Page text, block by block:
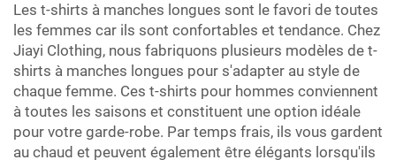
Les t-shirts à manches longues sont le favori de toutes
les femmes car ils sont confortables et tendance. Chez
Jiayi Clothing, nous fabriquons plusieurs modèles de t-
shirts à manches longues pour s'adapter au style de
chaque femme. Ces t-shirts pour hommes conviennent
à toutes les saisons et constituent une option idéale
pour votre garde-robe. Par temps frais, ils vous gardent
au chaud et peuvent également être élégants lorsqu'ils